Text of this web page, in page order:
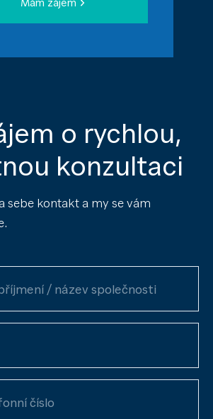
o rychlou,
konzultaci
sebe kontakt a my se vám
/ název společnosti
číslo